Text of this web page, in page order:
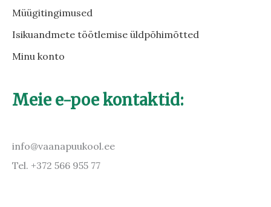
Müügitingimused
Isikuandmete töötlemise üldpõhimõtted
Minu konto
Meie e-poe kontaktid:
info@vaanapuukool.ee
Tel. +372 566 955 77